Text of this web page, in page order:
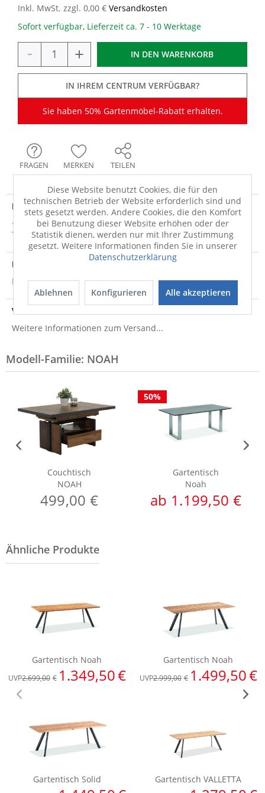
Inkl. MwSt. zzgl. 0,00 € Versandkosten
Sofort verfügbar, Lieferzeit ca. 7 - 10 Werktage
- + IN DEN WARENKORB
IN IHREM CENTRUM VERFÜGBAR?
Sie haben 50% Gartenmöbel-Rabatt erhalten.
FRAGEN MERKEN TEILEN
Produktdetails
· holzfarben, metallfarben · Gestell: Aluminium · Tischplatte:
Teak Holz · Plattenstärke:...mehr
Produktsicherheit
Produktsicherheit
Versandinfo
Weitere Informationen zum Versand...
Modell-Familie: NOAH
Couchtisch
NOAH
499,00 €
50%
Gartentisch
Noah
ab 1.199,50 €
Diese Website benutzt Cookies, die für den
technischen Betrieb der Website erforderlich sind und
stets gesetzt werden. Andere Cookies, die den Komfort
bei Benutzung dieser Website erhöhen oder der
Statistik dienen, werden nur mit Ihrer Zustimmung
gesetzt. Weitere Informationen finden Sie in unserer
Datenschutzerklärung
Ablehnen Konfigurieren Alle akzeptieren